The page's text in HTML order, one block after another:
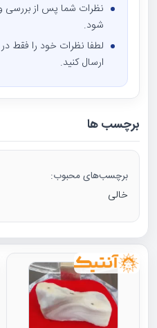
نظرات شما پس از بررسی
شود.
لطفا نظرات خود را فقط در
ارسال کنید.
برچسب ها
برچسب‌های محبوب:
خالی